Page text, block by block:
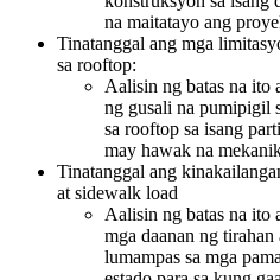
na maitatayo ang
Tinatanggal ang mga
sa rooftop:
Aalisin ng batas na ito
ng gusali na pumipigil
sa rooftop sa isang
may hawak na
Tinatanggal ang
at sidewalk load
Aalisin ng batas na ito
mga daanan ng
lumampas sa mga